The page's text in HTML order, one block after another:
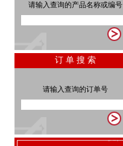
请输入查询的产品名称或编号
订 单 搜 索
请输入查询的订单号